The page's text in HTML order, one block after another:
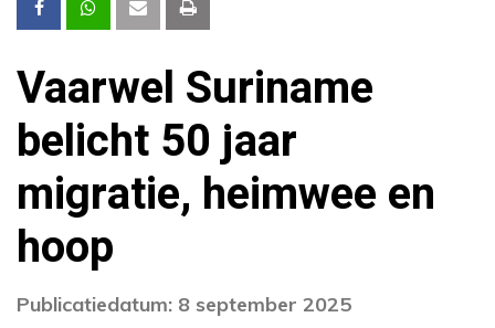
Vaarwel Suriname
belicht 50 jaar
migratie, heimwee en
hoop
Publicatiedatum: 8 september 2025